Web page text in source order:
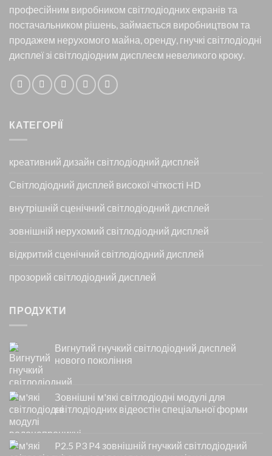
професійним виробником світлодіодних екранів та
постачальником рішень, займається виробництвом та
продажем нерухомого майна, оренду, гнучкі світлодіодні
дисплеї зі світлодіодним дисплеєм невеликого кроку.
КАТЕГОРІЇ
креативний дизайн світлодіодний дисплей
Світлодіодний дисплей високої чіткості HD
внутрішній сценічний світлодіодний дисплей
зовнішній нерухомий світлодіодний дисплей
відкритий сценічний світлодіодний дисплей
прозорий світлодіодний дисплей
ПРОДУКТИ
Вигнутий гнучкий світлодіодний дисплей
нового покоління
Зовнішні м'які світлодіодні модулі для
світлодіодних відеостін спеціальної форми
P2.5 P3 P4 зовнішній гнучкий світлодіодний